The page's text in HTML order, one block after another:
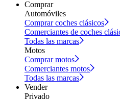
Comprar
Automóviles
Comprar coches clásicos
Comerciantes de coches
Todas las marcas
Motos
Comprar motos
Comerciantes motos
Todas las marcas
Vender
Privado